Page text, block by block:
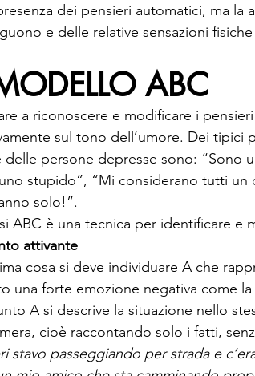
dei pensieri automatici, ma la
e delle relative sensazioni
ABC
a riconoscere e modificare i
sul tono dell’umore. Dei tipici
delle persone depresse sono: “Sono
stupido”, “Mi considerano tutti
solo!”.
ABC è una tecnica per identificare
attivante
cosa si deve individuare A che
una forte emozione negativa come
A si descrive la situazione nello
cioè raccontando solo i fatti,
stavo passeggiando per strada e